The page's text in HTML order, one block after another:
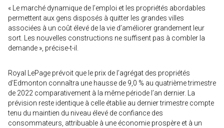
« Le marché dynamique de l’emploi et les propriétés abordables
permettent aux gens disposés à quitter les grandes villes
associées à un coût élevé de la vie d’améliorer grandement leur
sort. Les nouvelles constructions ne suffisent pas à combler la
demande », précise-t-il.
Royal LePage prévoit que le prix de l’agrégat des propriétés
d’Edmonton connaîtra une hausse de 9,0 % au quatrième trimestre
de 2022 comparativement à la même période l’an dernier. La
prévision reste identique à celle établie au dernier trimestre compte
tenu du maintien du niveau élevé de confiance des
consommateurs, attribuable à une économie prospère et à un